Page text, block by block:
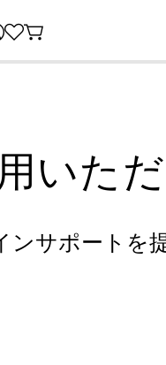
いた
サポートを